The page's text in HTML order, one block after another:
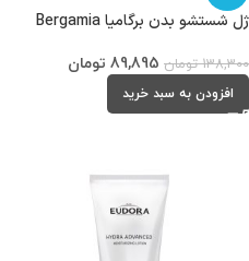
ژل شستشو بدن برگامیا Bergamia
138,300 تومان 89,895 تومان
افزودن به سبد خرید